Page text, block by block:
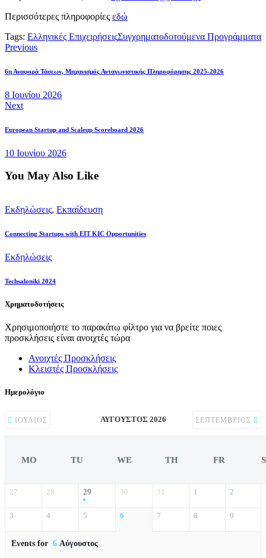
Περισσότερες πληροφορίες εδώ
Tags: Ελληνικές ΕπιχειρήσειςΣυγχρηματοδοτούμενα Προγράμματα
Πλοήγηση
άρθρων
Previous
6η Αναφορά Τάσεων, Μηχανισμός Ανταγωνιστικής Πληροφόρησης 2025-2026
8 Ιουνίου 2026
Next
European Startup and Scaleup Scoreboard 2026
10 Ιουνίου 2026
You May Also Like
Εκδηλώσεις, Εκπαίδευση
Connecting Startups with EIT KIC Opportunities
Εκδηλώσεις
Techsaloniki 2024
Χρηματοδοτήσεις
Χρησιμοποιήστε το παρακάτω φίλτρο για να βρείτε ποιες
προσκλήσεις είναι ανοιχτές τώρα
Ανοιχτές Προσκλήσεις
Κλειστές Προσκλήσεις
Ημερολόγιο
ΙΟΎΛΙΟΣ ΑΎΓΟΥΣΤΟΣ 2026 ΣΕΠΤΈΜΒΡΙΟΣ
MO TU WE TH FR
27 28 29 30 31 1 2
3 4 5 6 7 8 9
Events for 6 Αύγουστος